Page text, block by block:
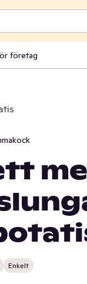
företag
Enkelt